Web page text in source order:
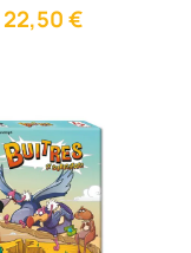
22,50€